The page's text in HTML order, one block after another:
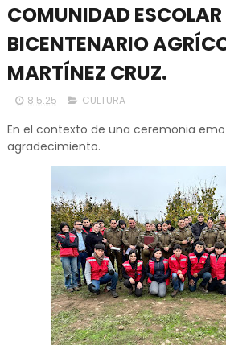
COMUNIDAD ESCOLAR
BICENTENARIO
MARTÍNEZ CRUZ.
8.5.25 CULTURA
En el contexto de una ceremonia
agradecimiento.